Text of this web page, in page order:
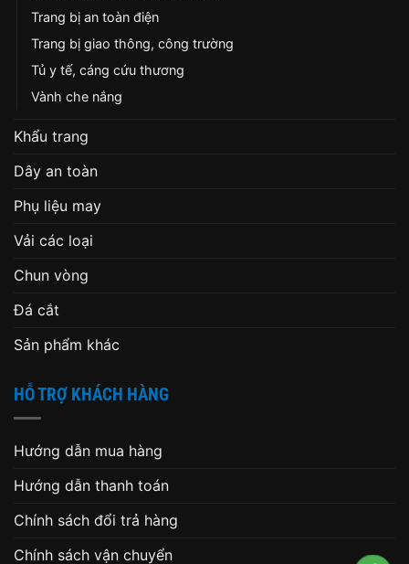
Trang bị an toàn điện
Trang bị giao thông, công trường
Tủ y tế, cáng cứu thương
Vành che nắng
Khẩu trang
Dây an toàn
Phụ liệu may
Vải các loại
Chun vòng
Đá cắt
Sản phẩm khác
HỖ TRỢ KHÁCH HÀNG
Hướng dẫn mua hàng
Hướng dẫn thanh toán
Chính sách đổi trả hàng
Chính sách vận chuyển